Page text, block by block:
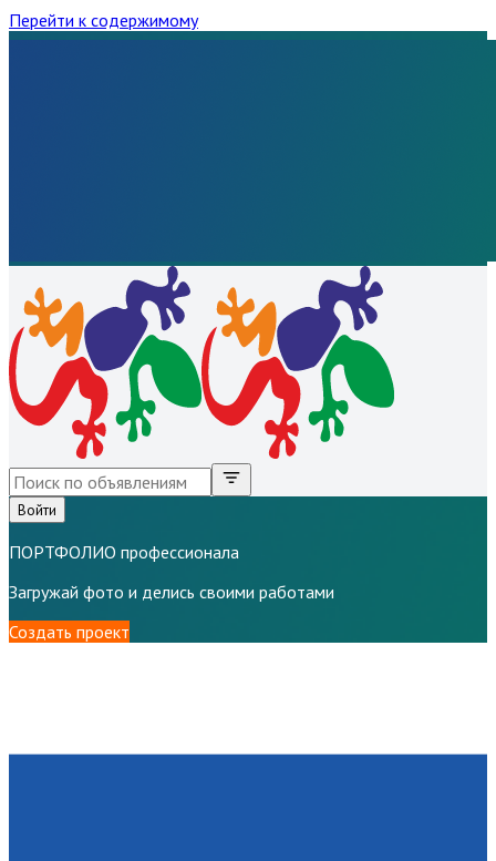
Перейти к содержимому
Войти
ПОРТФОЛИО профессионала
Загружай фото и делись своими работами
Создать проект